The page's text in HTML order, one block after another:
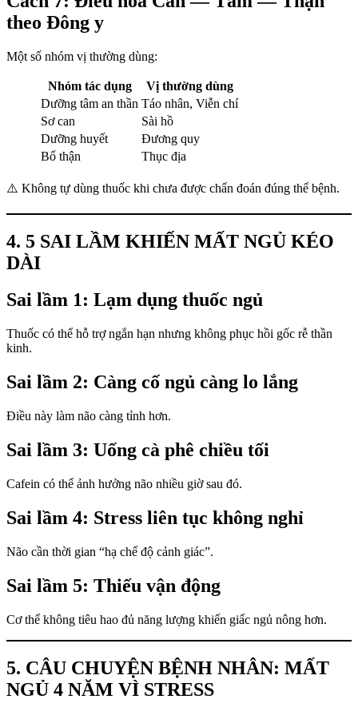
theo Đông y
Một số nhóm vị thường dùng:
Nhóm tác dụng
Vị thường dùng
Dưỡng tâm an thần Táo nhân, Viễn chí
Sơ can
Sài hồ
Dưỡng huyết
Đương quy
Bổ thận
Thục địa
⚠️ Không tự dùng thuốc khi chưa được chẩn đoán đúng thể bệnh.
4. 5 SAI LẦM KHIẾN MẤT NGỦ KÉO
DÀI
Sai lầm 1: Lạm dụng thuốc ngủ
Thuốc có thể hỗ trợ ngắn hạn nhưng không phục hồi gốc rễ thần
kinh.
Sai lầm 2: Càng cố ngủ càng lo lắng
Điều này làm não càng tỉnh hơn.
Sai lầm 3: Uống cà phê chiều tối
Cafein có thể ảnh hưởng não nhiều giờ sau đó.
Sai lầm 4: Stress liên tục không nghỉ
Não cần thời gian “hạ chế độ cảnh giác”.
Sai lầm 5: Thiếu vận động
Cơ thể không tiêu hao đủ năng lượng khiến giấc ngủ nông hơn.
5. CÂU CHUYỆN BỆNH NHÂN: MẤT
NGỦ 4 NĂM VÌ STRESS